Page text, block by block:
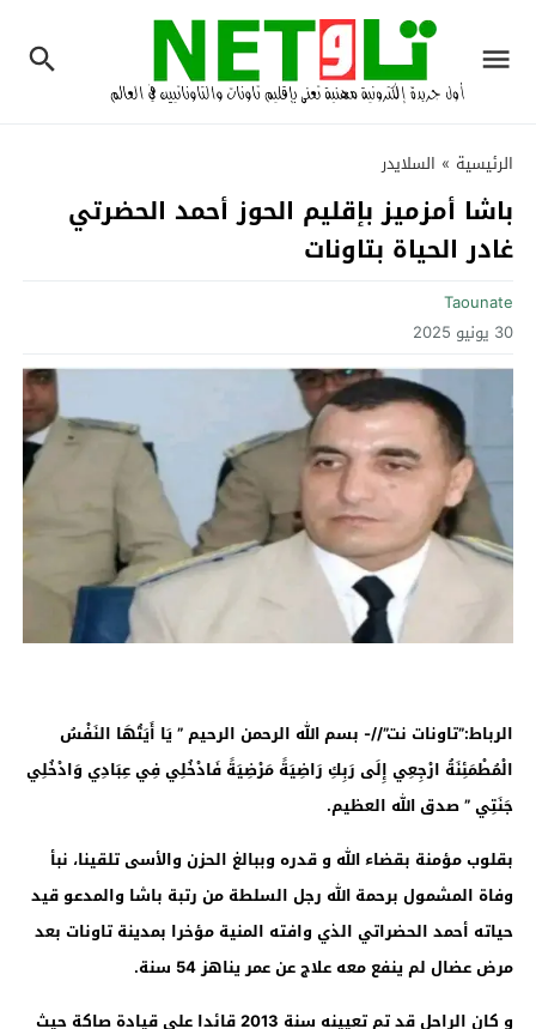
الرئيسية » السلايدر
باشا أمزميز بإقليم الحوز أحمد الحضرتي
غادر الحياة بتاونات
Taounate
30 يونيو 2025
الرباط:”تاونات نت”//- بسم الله الرحمن الرحيم ” يَا أَيَتُهَا النَفْسُ
الْمُطْمَئِنَةُ ارْجِعِي إِلَى رَبِكِ رَاضِيَةً مَرْضِيَةً فَادْخُلِي فِي عِبَادِي وَادْخُلِي
جَنَتِي ” صدق الله العظيم.
بقلوب مؤمنة بقضاء الله و قدره وببالغ الحزن والأسى تلقينا، نبأ
وفاة المشمول برحمة الله رجل السلطة من رتبة باشا والمدعو قيد
حياته أحمد الحضراتي الذي وافته المنية مؤخرا بمدينة تاونات بعد
مرض عضال لم ينفع معه علاج عن عمر يناهز 54 سنة.
و كان الراحل قد تم تعيينه سنة 2013 قائدا على قيادة صاكة حيث